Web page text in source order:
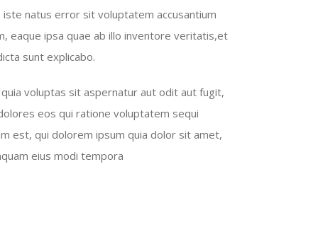
natus error sit voluptatem accusantium
eaque ipsa quae ab illo inventore veritatis,et
sunt explicabo.
voluptas sit aspernatur aut odit aut fugit,
eos qui ratione voluptatem sequi
est, qui dolorem ipsum quia dolor sit amet,
eius modi tempora